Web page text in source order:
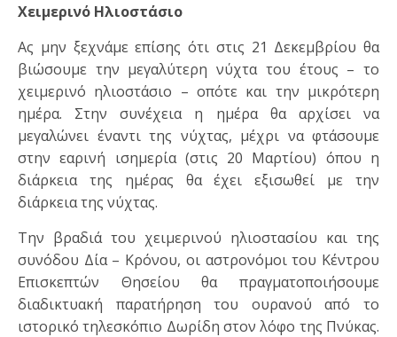
Χειμερινό Ηλιοστάσιο
Ας μην ξεχνάμε επίσης ότι στις 21 Δεκεμβρίου θα
βιώσουμε την μεγαλύτερη νύχτα του έτους – το
χειμερινό ηλιοστάσιο – οπότε και την μικρότερη
ημέρα. Στην συνέχεια η ημέρα θα αρχίσει να
μεγαλώνει έναντι της νύχτας, μέχρι να φτάσουμε
στην εαρινή ισημερία (στις 20 Μαρτίου) όπου η
διάρκεια της ημέρας θα έχει εξισωθεί με την
διάρκεια της νύχτας.
Την βραδιά του χειμερινού ηλιοστασίου και της
συνόδου Δία – Κρόνου, οι αστρονόμοι του Κέντρου
Επισκεπτών Θησείου θα πραγματοποιήσουμε
διαδικτυακή παρατήρηση του ουρανού από το
ιστορικό τηλεσκόπιο Δωρίδη στον λόφο της Πνύκας.